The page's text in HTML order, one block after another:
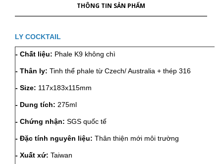
THÔNG TIN SẢN PHẨM
LY COCKTAIL
- Chất liệu: Phale K9 không chì
- Thân ly: Tinh thể phale từ Czech/ Australia + thép 316
- Size: 117x183x115mm
- Dung tích: 275ml
- Chứng nhận: SGS quốc tế
- Đặc tính nguyên liệu: Thân thiện mới môi trường
- Xuất xứ: Taiwan